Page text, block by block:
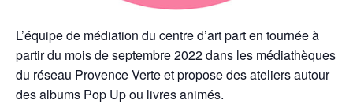
L’équipe de médiation du centre d’art part en tournée à
partir du mois de septembre 2022 dans les médiathèques
du réseau Provence Verteet propose des ateliers autour
des albums Pop Up ou livres animés.